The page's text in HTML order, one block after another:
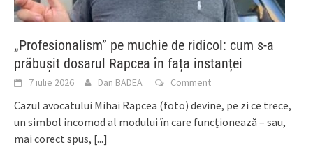
„Profesionalism” pe muchie de ridicol: cum s-a
prăbușit dosarul Rapcea în fața instanței
7 iulie 2026 Dan BADEA Comment
Cazul avocatului Mihai Rapcea (foto) devine, pe zi ce trece,
un simbol incomod al modului în care funcționează – sau,
mai corect spus, [...]